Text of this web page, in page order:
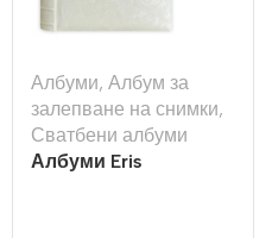
Албуми, Албум за
залепване на снимки,
Сватбени албуми
Албуми Eris